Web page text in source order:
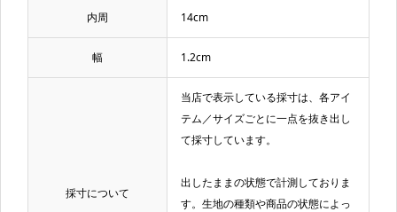
内周 14cm
幅 1.2cm
採寸について
当店で表示している採寸は、各アイ
テム／サイズごとに一点を抜き出し
て採寸しています。
出したままの状態で計測しておりま
す。生地の種類や商品の状態によっ